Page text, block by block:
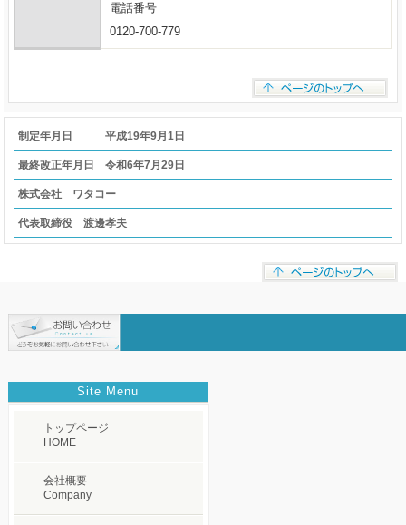
電話番号
0120-700-779
制定年月日 平成19年9月1日
最終改正年月日 令和6年7月29日
株式会社 ワタコー
代表取締役 渡邊孝夫
Site Menu
トップページ
HOME
会社概要
Company